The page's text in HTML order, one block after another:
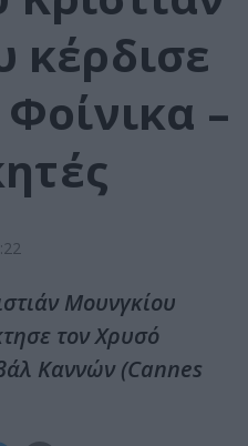
κέρδισε
–
Μουνγκίου
τον Χρυσό
Καννών (Cannes